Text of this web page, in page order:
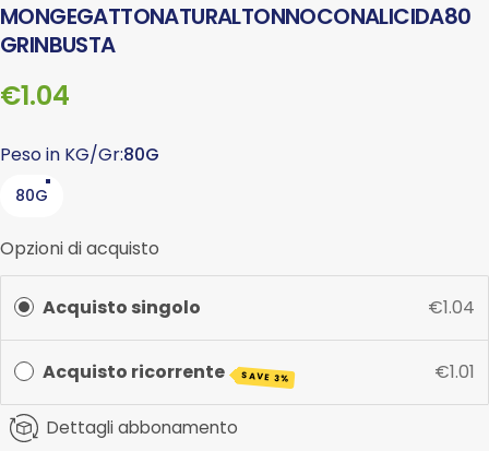
MONGEGATTONATURALTONNOCONALICIDA80
GRINBUSTA
€1.04
Peso in KG/Gr
Peso in KG/Gr:80G
80G
Opzioni di acquisto
Acquisto singolo €1.04
Acquisto ricorrente SAVE 3% €1.01
Dettagli abbonamento